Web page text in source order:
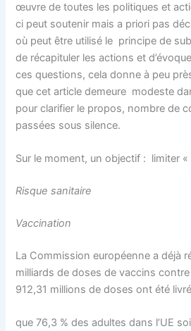
œuvre de toutes les politiques et
ci peut soutenir mais a priori pas
où peut être utilisé le principe de
de récapituler les actions et
ces questions, cela donne à peu
que cet article demeure modeste
pour clarifier le propos, nombre de
passées sous silence.
Sur le moment, un objectif : limiter «
Risque sanitaire
Vaccination
La Commission européenne a déjà
milliards de doses de vaccins
912,31 millions de doses ont été
que 76,3 % des adultes dans l’UE